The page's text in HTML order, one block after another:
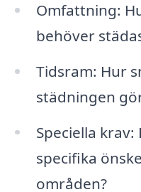
Omfattning:
behöver
Tidsram: Hur
städningen
Speciella
specifika
områden?